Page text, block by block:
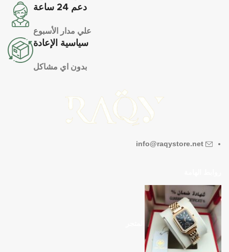
دعم 24 ساعة
علي مدار الأسبوع
سياسية الإعادة
بدون اي مشاكل
info@raqystore.net